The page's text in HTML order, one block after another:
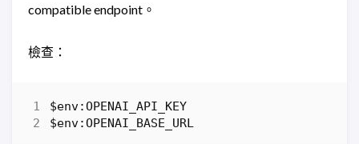
compatible endpoint。
檢查：
$env:OPENAI_API_KEY
$env:OPENAI_BASE_URL